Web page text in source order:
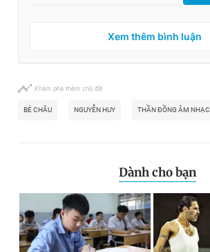
Xem thêm bình luận
Khám phá thêm chủ đề
BÉ CHÂU NGUYỄN HUY THẦN ĐỒNG ÂM NHẠC